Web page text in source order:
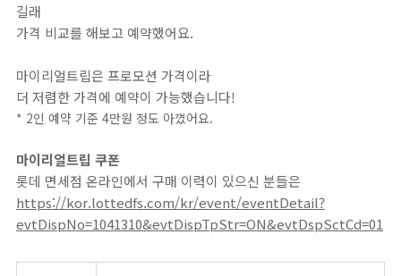
길래
가격 비교를 해보고 예약했어요.
마이리얼트립은 프로모션 가격이라
더 저렴한 가격에 예약이 가능했습니다!
* 2인 예약 기준 4만원 정도 아꼈어요.
마이리얼트립 쿠폰
롯데 면세점 온라인에서 구매 이력이 있으신 분들은
https://kor.lottedfs.com/kr/event/eventDetail?
evtDispNo=1041310&evtDispTpStr=ON&evtDspSctCd=01